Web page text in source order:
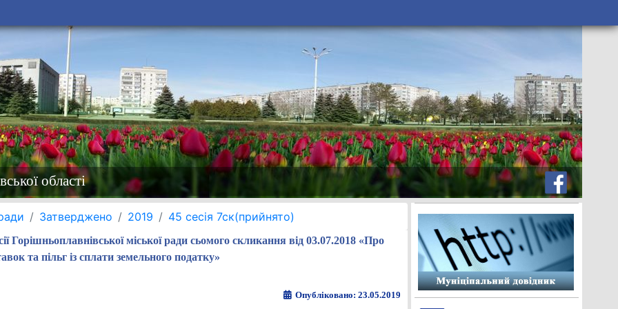
області
Затверджено 2019 45 сесія 7ск(прийнято)
Горішньоплавнівської міської ради сьомого скликання від 03.07.2018 «Про
та пільг із сплати земельного податку»
Опубліковано: 23.05.2019